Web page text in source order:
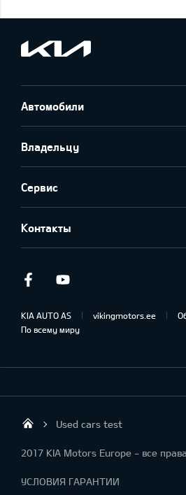
Автомобили
Владельцу
Сервис
Контакты
Facebook
KIA AUTO AS vikingmotors.ee
По всему миру
Viking Motors - Kia
Used cars test
2017 KIA Motors Europe - все
УСЛОВИЯ ГАРАНТИИ